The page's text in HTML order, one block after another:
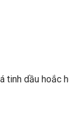
tinh dầu hoắc